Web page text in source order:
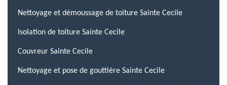
Nettoyage et démoussage de toiture Sainte Cecile
Isolation de toiture Sainte Cecile
Couvreur Sainte Cecile
Nettoyage et pose de gouttière Sainte Cecile